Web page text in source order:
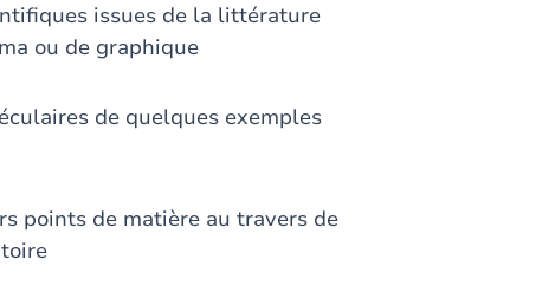
issues de la littérature
ou de graphique
de quelques exemples
points de matière au travers de